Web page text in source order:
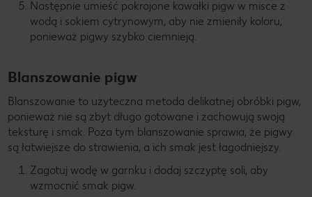
Następnie umieść pokrojone kawałki pigw w misce z
wodą i sokiem cytrynowym, aby nie zmieniły koloru,
ponieważ pigwy szybko ciemnieją.
Blanszowanie pigw
Blanszowanie to użyteczna metoda delikatnej obróbki pigw,
ponieważ nie są zbyt długo gotowane i zachowują swoją
teksturę i smak. Poza tym blanszowanie sprawia, że pigwy
są łatwiejsze do strawienia, a ich smak jest łagodniejszy.
Zagotuj wodę w garnku i dodaj szczyptę soli, aby
wzmocnić smak pigw.